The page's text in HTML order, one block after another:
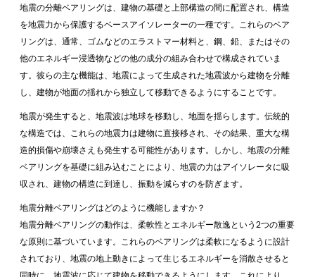
地震の分離ベアリングは、建物の基礎と上部構造の間に配置され、構造
を地震力から保護するベースアイソレーターの一種です。これらのベア
リングは、通常、ゴムなどのエラストマー材料と、鋼、鉛、またはその
他のエネルギー浸透物などの他の成分の組み合わせで構成されていま
す。彼らの主な機能は、地震によって生成された地震波から建物を分離
し、建物が地面の揺れから独立して移動できるようにすることです。
地震が発生すると、地震波は地球を移動し、地面を揺らします。伝統的
な構造では、これらの地震力は建物に直接移され、その結果、重大な構
造的損傷や崩壊さえも発生する可能性があります。しかし、地震の分離
ベアリングを基礎に組み込むことにより、地震の力はアイソレータに吸
収され、建物の構造に到達し、振動を減らすのを防ぎます。
地震分離ベアリングはどのように機能しますか？
地震分離ベアリングの動作は、柔軟性とエネルギー散逸という2つの重要
な原則に基づいています。これらのベアリングは柔軟になるように設計
されており、地震の地上動きによって生じるエネルギーを消散させると